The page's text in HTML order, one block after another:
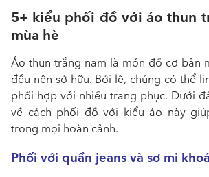
5+ kiểu phối đồ với áo thun
mùa hè
Áo thun trắng nam là món đồ cơ bản
đều nên sở hữu. Bởi lẽ, chúng có thể
phối hợp với nhiều trang phục. Dưới
về cách phối đồ với kiểu áo này
trong mọi hoàn cảnh.
Phối với quần jeans và sơ mi